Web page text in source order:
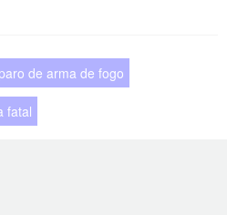
de arma de fogo
fatal